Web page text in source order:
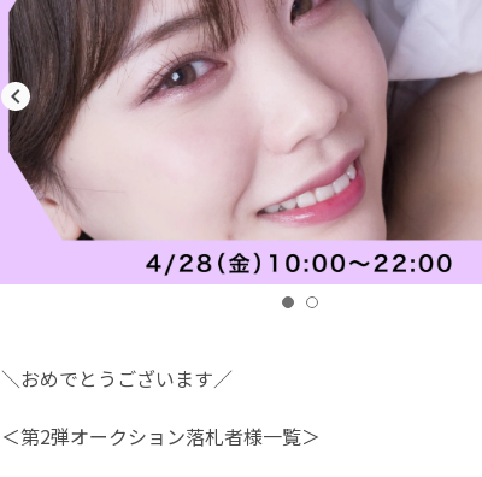
navigate_before
＼おめでとうございます／
＜第2弾オークション落札者様一覧＞